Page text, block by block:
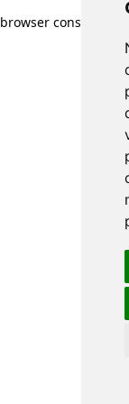
browser console for